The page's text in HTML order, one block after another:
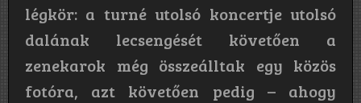
légkör: a turné utolsó koncertje utolsó
dalának lecsengését követően a
zenekarok még összeálltak egy közös
fotóra, azt követően pedig – ahogy